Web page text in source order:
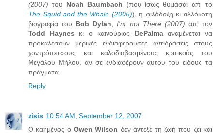
(2007) του Noah Baumbach (που ίσως θυμάσαι απ' το
The Squid and the Whale (2005)), η φιλόδοξη κι αλλόκοτη
βιογραφία του Bob Dylan ,I'm not There (2007) απ' τον
Todd Haynes κι ο καινούριος DePalmaαναμένεται να
προκαλέσουν μερικές ενδιαφέρουσες αντιδράσεις στους
χοντρόπετσους και καλοδιαβασμένους κριτικούς του
Μεγάλου Μήλου, αν σε ενδιαφέρουν αυτού του είδους τα
πράγματα.
Reply
zisis 10:54 AM, September 12, 2007
Ο καημένος οOwen Wilson δεν άντεξε τη ζωή που ζει και